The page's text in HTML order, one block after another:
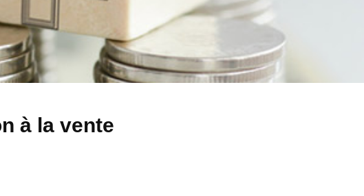
à la vente